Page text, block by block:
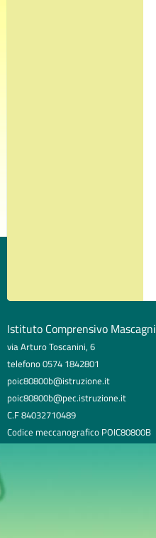
Istituto Comprensivo
via Arturo Toscanini, 6
telefono 0574 1842801
poic80800b@istruzione.it
poic80800b@pec.istruzione.it
C.F 84032710489
Codice meccanografico POIC80800B